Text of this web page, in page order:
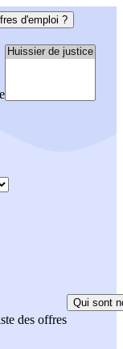
d'emploi ?
des offres
Qui sont